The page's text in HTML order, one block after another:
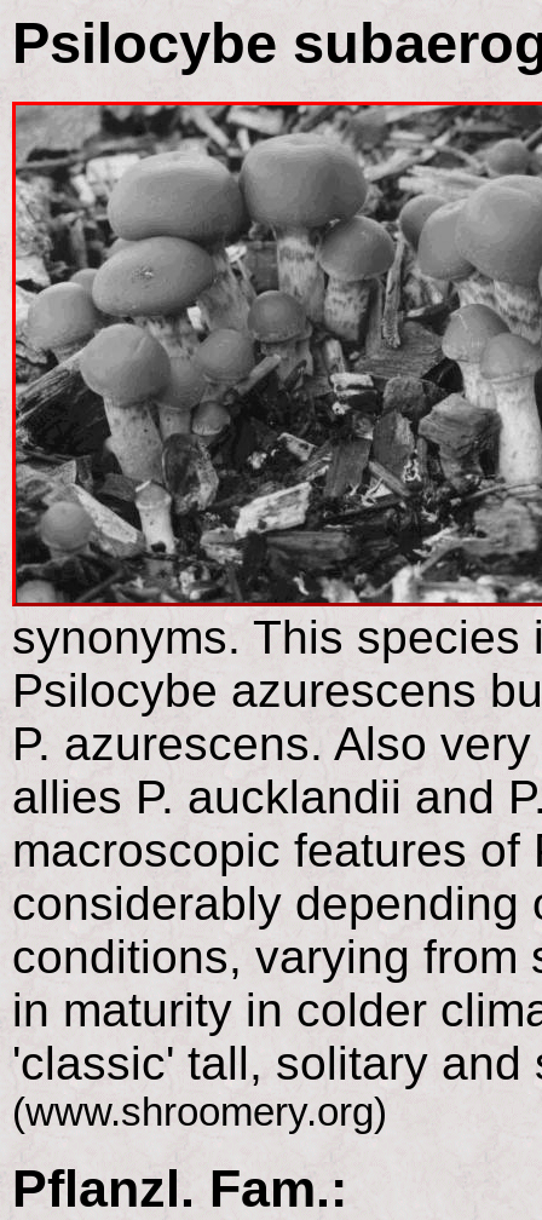
Psilocybe
synonyms. This
Psilocybe azurescens
P. azurescens. Also
allies P. aucklandii and
macroscopic features of
considerably depending
conditions, varying from
in maturity in colder
'classic' tall, solitary
(www.shroomery.org)
Pflanzl. Fam.: